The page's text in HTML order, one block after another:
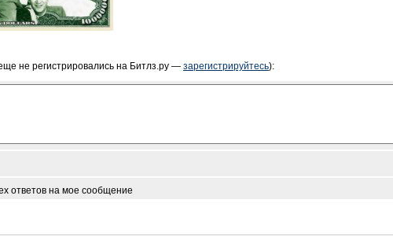
не регистрировались на Битлз.ру — зарегистрируйтесь):
ответов на мое сообщение